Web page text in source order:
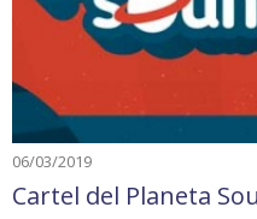
06/03/2019
Cartel del Planeta